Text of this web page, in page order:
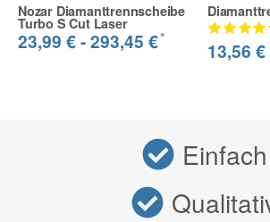
Nozar Diamanttrennscheibe
Turbo S Cut Laser
23,99 € -293,45 €*
13,56 €
Einfach